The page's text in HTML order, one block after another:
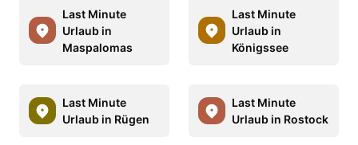
Last Minute
Urlaub in
Maspalomas
Last Minute
Urlaub in
Königssee
Last Minute
Urlaub in Rügen
Last Minute
Urlaub in Rostock